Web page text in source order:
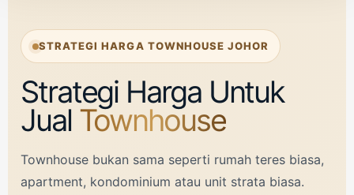
STRATEGI HARGA TOWNHOUSE JOHOR
Strategi Harga Untuk
Jual Townhouse
Townhouse bukan sama seperti rumah teres biasa,
apartment, kondominium atau unit strata biasa.